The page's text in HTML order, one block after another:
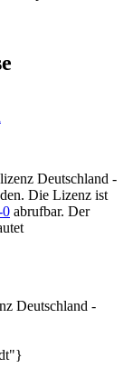
Deutschland -
Die Lizenz ist
0 abrufbar. Der
Deutschland -